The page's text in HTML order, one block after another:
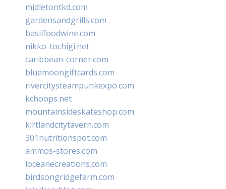
midletontkd.com
gardensandgrills.com
basilfoodwine.com
nikko-tochigi.net
caribbean-corner.com
bluemoongiftcards.com
rivercitysteampunkexpo.com
kchoops.net
mountainsideskateshop.com
kirtlandcitytavern.com
301nutritionspot.com
ammos-stores.com
loceanecreations.com
birdsongridgefarm.com